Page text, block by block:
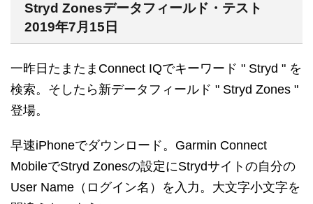
Stryd Zonesデータフィールド・テスト
2019年7月15日
一昨日たまたまConnect IQでキーワード " Stryd " を
検索。そしたら新データフィールド " Stryd Zones "
登場。
早速iPhoneでダウンロード。Garmin Connect
MobileでStryd Zonesの設定にStrydサイトの自分の
User Name（ログイン名）を入力。大文字小文字を